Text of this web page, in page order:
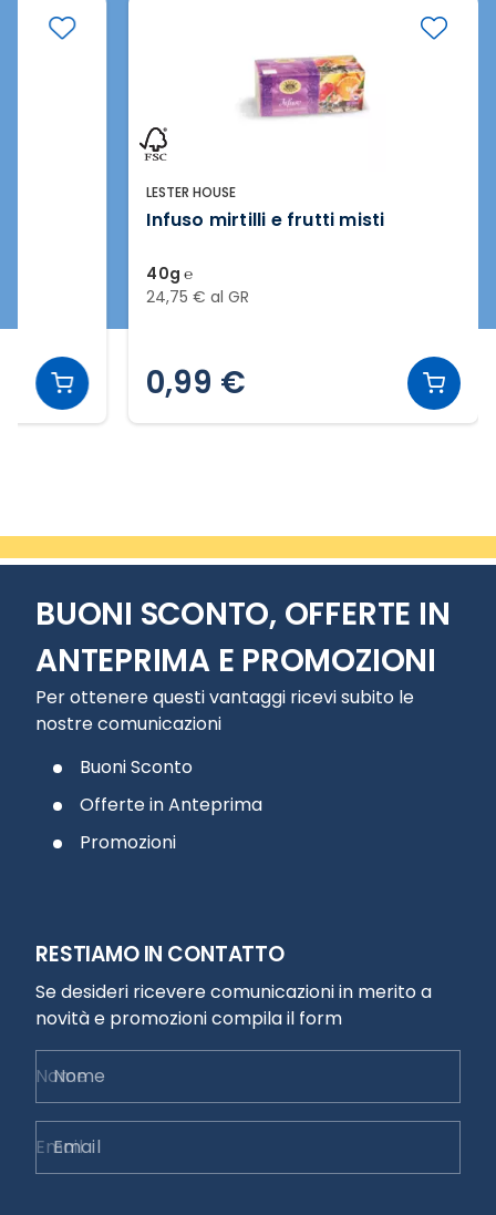
LESTER HOUSE
Infuso mirtilli e frutti misti
40g ℮
24,75 € al GR
0,99 €
BUONI SCONTO, OFFERTE IN
ANTEPRIMA E PROMOZIONI
Per ottenere questi vantaggi ricevi subito le
nostre comunicazioni
Buoni Sconto
Offerte in Anteprima
Promozioni
RESTIAMO IN CONTATTO
Se desideri ricevere comunicazioni in merito a
novità e promozioni compila il form
Nome
Email